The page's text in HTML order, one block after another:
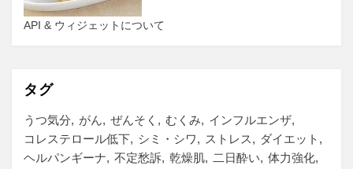
API & ウィジェットについて
タグ
うつ気分 がん ぜんそく むくみ
インフルエンザ
コレステロール低下
シミ・シワ ストレス
ダイエット
ヘルパンギーナ
不定愁訴 乾燥肌 二日酔い
体力強化